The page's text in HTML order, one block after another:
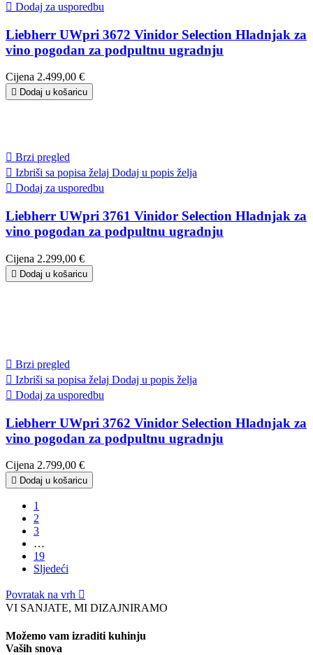
 Dodaj za usporedbu
Liebherr UWpri 3672 Vinidor Selection Hladnjak za
vino pogodan za podpultnu ugradnju
Cijena 2.499,00 €
 Dodaj u košaricu
 Brzi pregled
 Izbriši sa popisa želaj Dodaj u popis želja
 Dodaj za usporedbu
Liebherr UWpri 3761 Vinidor Selection Hladnjak za
vino pogodan za podpultnu ugradnju
Cijena 2.299,00 €
 Dodaj u košaricu
 Brzi pregled
 Izbriši sa popisa želaj Dodaj u popis želja
 Dodaj za usporedbu
Liebherr UWpri 3762 Vinidor Selection Hladnjak za
vino pogodan za podpultnu ugradnju
Cijena 2.799,00 €
 Dodaj u košaricu
1
2
3
…
19
Sljedeći
Povratak na vrh 
VI SANJATE, MI DIZAJNIRAMO
Možemo vam izraditi kuhinju
Vaših snova